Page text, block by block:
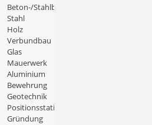
Beton-/Stahlbeton
Stahl
Holz
Verbundbau
Glas
Mauerwerk
Aluminium
Bewehrung
Geotechnik
Positionsstatik
Gründung